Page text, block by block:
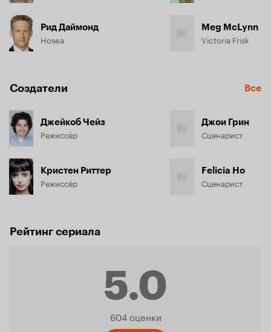
Рид Даймонд
Hosea
Meg McLynn
Victoria Frisk
Создатели Все
Джейкоб Чейз
Режиссёр
Кристен Риттер
Режиссёр
Джои Грин
Сценарист
Felicia Ho
Сценарист
Рейтинг сериала
5.0
Рейтинг
604 оценки